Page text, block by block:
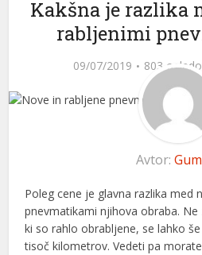
Kakšna je razlika
rabljenimi
09/07/2019 803
Avtor:
Poleg cene je glavna razlika med
pnevmatikami njihova obraba.
ki so rahlo obrabljene, se lahko
tisoč kilometrov. Vedeti pa